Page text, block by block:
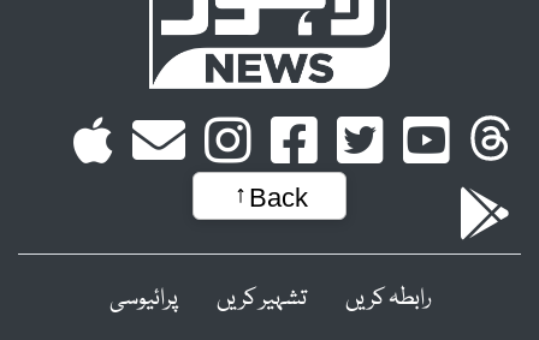
رابطہ کریں تشہیر کریں پرائیوسی
Back